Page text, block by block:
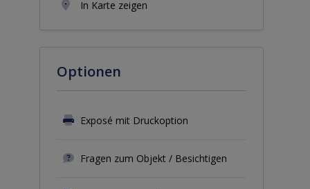
In Karte zeigen
Optionen
Exposé mit Druckoption
Fragen zum Objekt / Besichtigen